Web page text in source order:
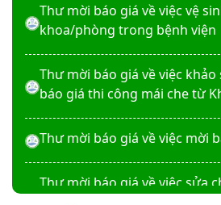
Thư mời báo giá về việc vệ
khoa/phòng trong bệnh viện
Thư mời báo giá về việc
báo giá thi công mái che từ
Thư mời báo giá về việc mời
Thư mời báo giá về việc sửa